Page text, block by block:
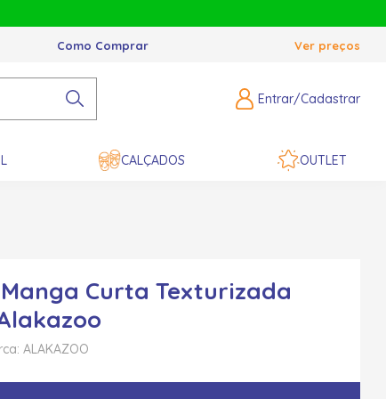
Como Comprar Ver preços
Entrar/Cadastrar
CALÇADOS OUTLET
Curta Texturizada
ALAKAZOO